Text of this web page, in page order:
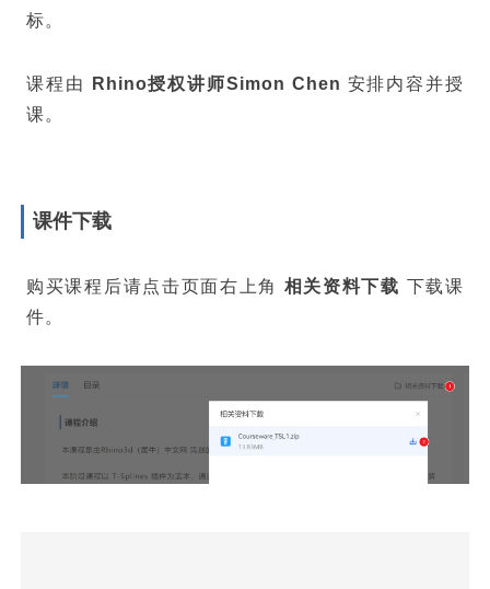
标。
课程由 Rhino授权讲师Simon Chen 安排内容并授
课。
课件下载
购买课程后请点击页面右上角 相关资料下载 下载课
件。